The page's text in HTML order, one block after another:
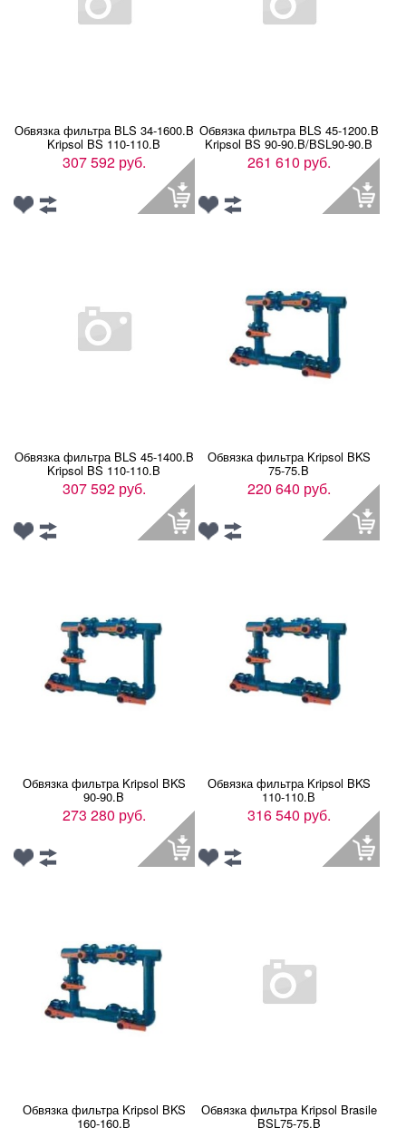
Обвязка фильтра BLS 34-1600.B
Kripsol BS 110-110.B
307 592 руб.
Обвязка фильтра BLS 45-1200.B
Kripsol BS 90-90.B/BSL90-90.B
261 610 руб.
Обвязка фильтра BLS 45-1400.B
Kripsol BS 110-110.B
307 592 руб.
Обвязка фильтра Kripsol BKS
75-75.B
220 640 руб.
Обвязка фильтра Kripsol BKS
90-90.B
273 280 руб.
Обвязка фильтра Kripsol BKS
110-110.В
316 540 руб.
Обвязка фильтра Kripsol BKS
160-160.В
Обвязка фильтра Kripsol Brasile
BSL75-75.B